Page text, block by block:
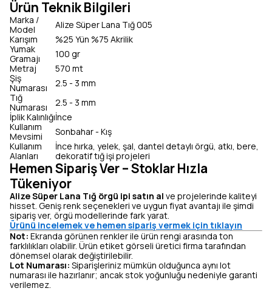
Ürün Teknik Bilgileri
Marka /
Model
Alize Süper Lana Tığ 005
Karışım
%25 Yün %75 Akrilik
Yumak
Gramajı
100 gr
Metraj
570 mt
Şiş
Numarası
2.5 - 3 mm
Tığ
Numarası
2.5 - 3 mm
İplik Kalınlığıİnce
Kullanım
Mevsimi
Sonbahar - Kış
Kullanım
Alanları
İnce hırka, yelek, şal, dantel detaylı örgü, atkı, bere,
dekoratif tığ işi projeleri
Hemen Sipariş Ver – Stoklar Hızla
Tükeniyor
Alize Süper Lana Tığ örgü ipi satın al ve projelerinde kaliteyi
hisset. Geniş renk seçenekleri ve uygun fiyat avantajı ile şimdi
sipariş ver, örgü modellerinde fark yarat.
Ürünü incelemek ve hemen sipariş vermek için tıklayın
Not: Ekranda görünen renkler ile ürün rengi arasında ton
farklılıkları olabilir. Ürün etiket görseli üretici firma tarafından
dönemsel olarak değiştirilebilir.
Lot Numarası: Siparişleriniz mümkün olduğunca aynı lot
numarası ile hazırlanır; ancak stok yoğunluğu nedeniyle garanti
verilemez.